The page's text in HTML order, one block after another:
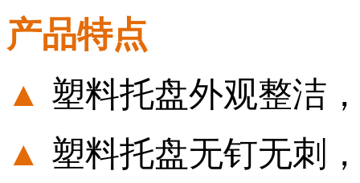
产品特点
▲ 塑料托盘外观整洁
▲ 塑料托盘无钉无刺